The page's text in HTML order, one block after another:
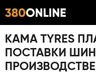
KAMA TYRES
ПОСТАВКИ